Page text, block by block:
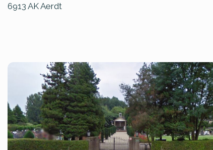
6913 AKAerdt